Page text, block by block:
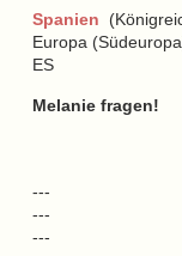
Spanien
Europa
ES
Melanie fragen!
---
---
---